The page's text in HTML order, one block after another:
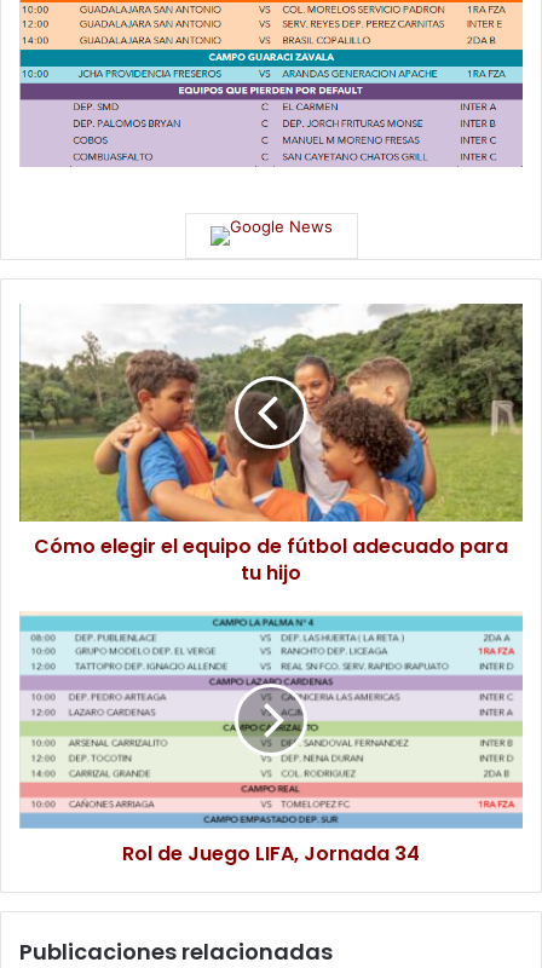
Cómo elegir el equipo de fútbol adecuado para
tu hijo
Rol de Juego LIFA, Jornada 34
Publicaciones relacionadas